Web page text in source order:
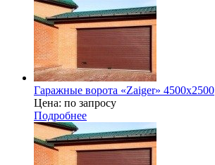
Гаражные ворота «Zaiger» 4500х2500
Цена: по запросу
Подробнее